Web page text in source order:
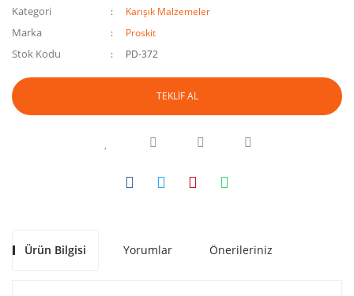
Kategori Karışık Malzemeler
Marka Proskit
Stok Kodu PD-372
TEKLİF AL
Ürün Bilgisi Yorumlar Önerileriniz